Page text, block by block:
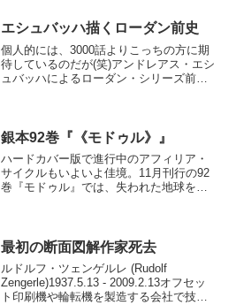
めておきたい。Ben Calvin Hary / I...
エシュバッハ描くローダン前史
個人的には、3000話よりこっちの方に期
待しているのだが(笑)アンドレアス・エシ
ュバッハによるローダン・シリーズ前史
さ...
銀本92巻『《モドゥル》』
ハードカバー版で進行中のアフィリア・
サイクルもいよいよ佳境。11月刊行の92
巻『モドゥル』では、失われた地球を捜
ダイロン系。その手が...
最初の断面図解作家死去
ルドルフ・ツェンゲルレ (Rudolf
Zengerle)1937.5.13 - 2009.2.13オフセッ
ト印刷機や輪転機を製造する会社で技術